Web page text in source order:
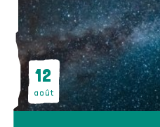
12
août